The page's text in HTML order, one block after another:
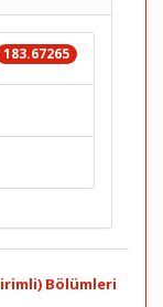
183.67265
Bölümleri